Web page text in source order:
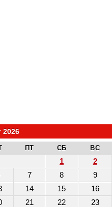
2026
ПТ СБ ВС
1
2
7 8
9
14 15
16
21 22
23